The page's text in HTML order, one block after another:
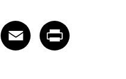
LinkedIn
on X
article on
Facebook
Share article on
Email
Share